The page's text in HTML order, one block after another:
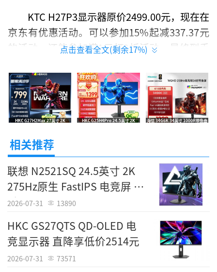
KTC H27P3显示器原价2499.00元，现在在
京东有优惠活动。可以参加15%起减337.37元
的活动，还能参加满1元打9折活动，最终到手
于办公或者设计剪辑等工作的朋友可不要错过
这个好机会。
KTC H27P3 27英寸5K超清果粉屏 双模2K
电脑办公4K显示器
[经销商]京东商城
[产品售价]2499元
点击查看全文(剩余17%)
HKC G27H2Max 27英寸 2K
HKC G25H4Pro 24.5英寸 2K
海信 34G6K 34英寸 1000R带鱼曲
相关推荐
联想 N2521SQ 24.5英寸 2K
275Hz原生 FastIPS 电竞屏 到
手799元
2026-07-31 13890
HKC GS27QTS QD-OLED 电
竞显示器 直降享低价2514元
2026-07-31 73571